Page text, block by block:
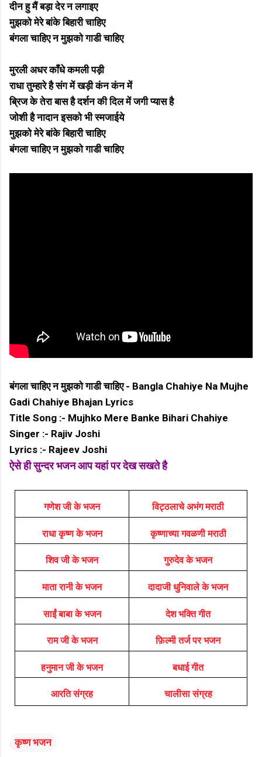
दीन हु मैं बड़ा देर न लगाइए
मुझको मेरे बांके बिहारी चाहिए
बंगला चाहिए न मुझको गाडी चाहिए
मुरली अधर काँधे कमली पड़ी
राधा तुम्हारे है संग में खड़ी कंन कंन में
ब्रिज के तेरा बास है दर्शन की दिल में जगी प्यास है
जोशी है नादान इसको भी स्मजाईये
मुझको मेरे बांके बिहारी चाहिए
बंगला चाहिए न मुझको गाडी चाहिए
बंगला चाहिए न मुझको गाडी चाहिए - Bangla Chahiye Na Mujhe
Gadi Chahiye Bhajan Lyrics
Title Song :- Mujhko Mere Banke Bihari Chahiye
Singer :- Rajiv Joshi
Lyrics :- Rajeev Joshi
ऐसे ही सुन्दर भजन आप यहां पर देख सखते है
गणेश जी के भजन विट्ठलाचे अभंग मराठी
राधा कृष्ण के भजन कृष्णाच्या गवळणी मराठी
शिव जी के भजन गुरुदेव के भजन
माता रानी के भजन दादाजी धुनिवाले के भजन
साईं बाबा के भजन देश भक्ति गीत
राम जी के भजन फ़िल्मी तर्ज पर भजन
हनुमान जी के भजन बधाई गीत
आरति संग्रह चालीसा संग्रह
कृष्ण भजन